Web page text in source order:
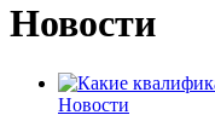
Новости
Новости